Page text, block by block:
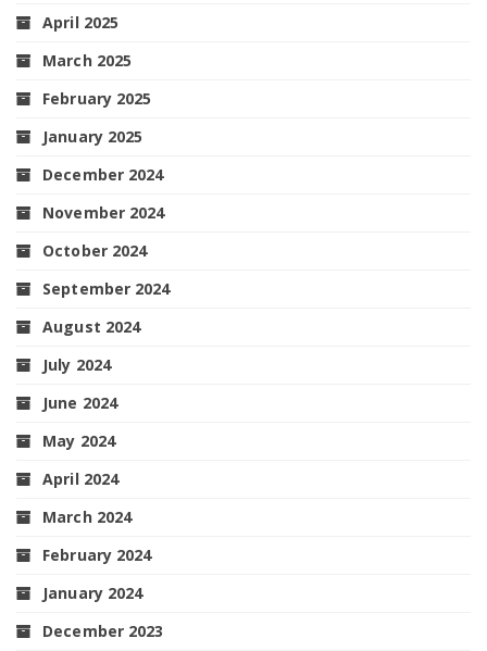
April 2025
March 2025
February 2025
January 2025
December 2024
November 2024
October 2024
September 2024
August 2024
July 2024
June 2024
May 2024
April 2024
March 2024
February 2024
January 2024
December 2023